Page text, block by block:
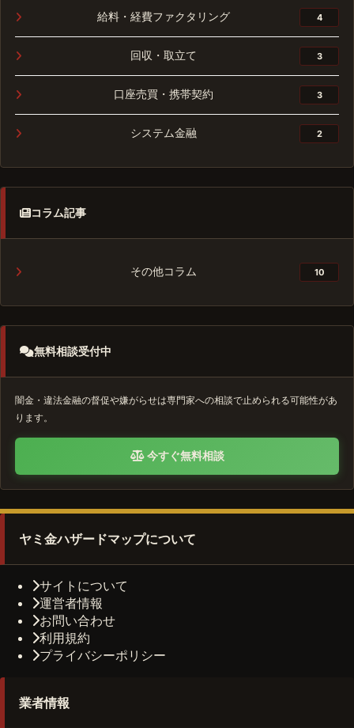
給料・経費ファクタリング 4
回収・取立て 3
口座売買・携帯契約 3
システム金融 2
コラム記事
その他コラム 10
無料相談受付中
闇金・違法金融の督促や嫌がらせは専門家への相談で止められる可能性があ
ります。
今すぐ無料相談
ヤミ金ハザードマップについて
サイトについて
運営者情報
お問い合わせ
利用規約
プライバシーポリシー
業者情報